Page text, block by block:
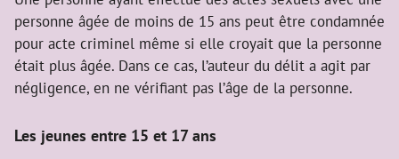
personne âgée de moins de 15 ans peut être condamnée
pour acte criminel même si elle croyait que la personne
était plus âgée. Dans ce cas, l’auteur du délit a agit par
négligence, en ne vérifiant pas l’âge de la personne.
Les jeunes entre 15 et 17 ans